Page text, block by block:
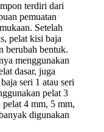
terdiri dari
pemuatan
Setelah
pelat kisi baja
berubah bentuk.
menggunakan
dasar, juga
seri 1 atau seri
pelat 3
4 mm, 5 mm,
digunakan